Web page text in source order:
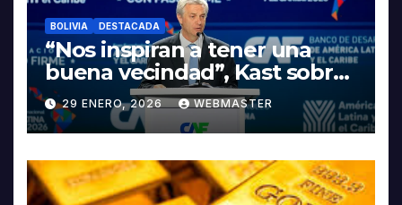
BOLIVIA DESTACADA
“Nos inspiran a tener una
buena vecindad”, Kast sobre
discurso del presidente
Rodrigo Paz
29 ENERO, 2026 WEBMASTER